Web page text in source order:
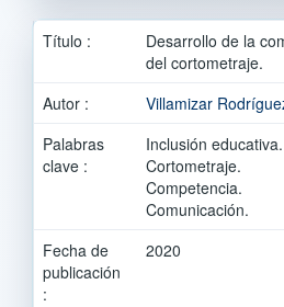
Título :
Desarrollo de la
del cortometraje.
Autor :
Villamizar
Palabras
clave :
Inclusión educativa.
Cortometraje.
Competencia.
Comunicación.
Fecha de
publicación
:
2020